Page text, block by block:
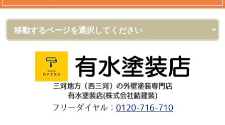
三河地方（西三河）の外壁塗装専門店
有水塗装店(株式会社結建装)
フリーダイヤル： 0120-716-710